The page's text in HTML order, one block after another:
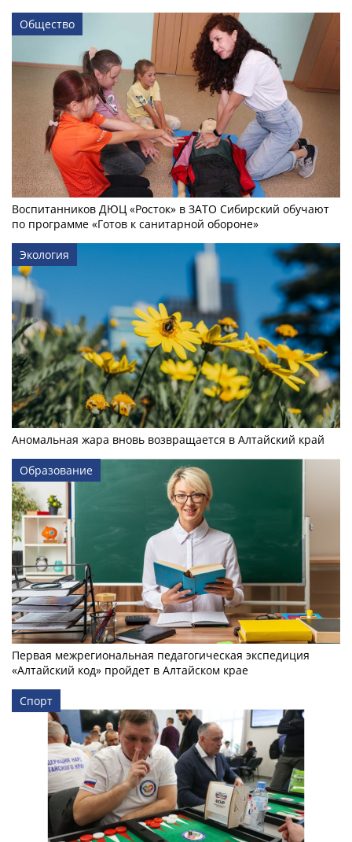
Общество
Воспитанников ДЮЦ «Росток» в ЗАТО Сибирский обучают
по программе «Готов к санитарной обороне»
Экология
Аномальная жара вновь возвращается в Алтайский край
Образование
Первая межрегиональная педагогическая экспедиция
«Алтайский код» пройдет в Алтайском крае
Спорт